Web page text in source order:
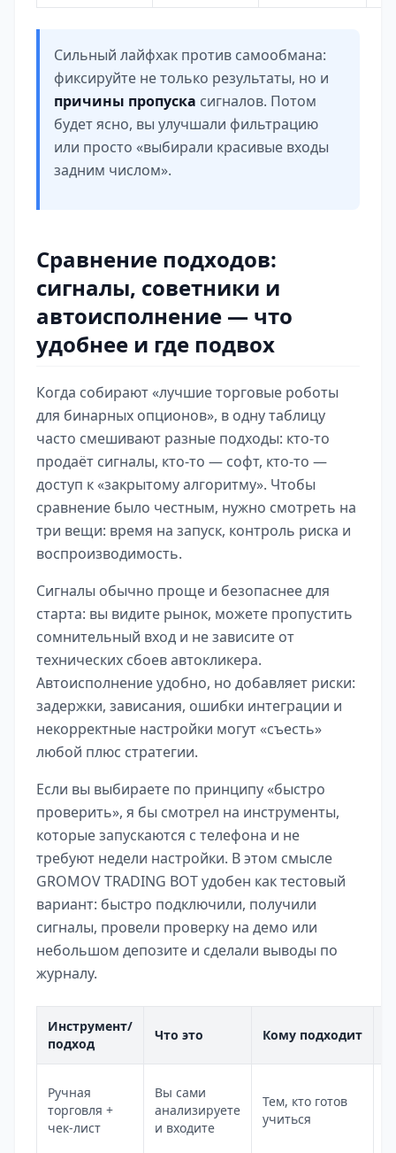
Сильный лайфхак против самообмана:
фиксируйте не только результаты, но и
причины пропуска сигналов. Потом
будет ясно, вы улучшали фильтрацию
или просто «выбирали красивые входы
задним числом».
Сравнение подходов:
сигналы, советники и
автоисполнение — что
удобнее и где подвох
Когда собирают «лучшие торговые роботы
для бинарных опционов», в одну таблицу
часто смешивают разные подходы: кто-то
продаёт сигналы, кто-то — софт, кто-то —
доступ к «закрытому алгоритму». Чтобы
сравнение было честным, нужно смотреть на
три вещи: время на запуск, контроль риска и
воспроизводимость.
Сигналы обычно проще и безопаснее для
старта: вы видите рынок, можете пропустить
сомнительный вход и не зависите от
технических сбоев автокликера.
Автоисполнение удобно, но добавляет риски:
задержки, зависания, ошибки интеграции и
некорректные настройки могут «съесть»
любой плюс стратегии.
Если вы выбираете по принципу «быстро
проверить», я бы смотрел на инструменты,
которые запускаются с телефона и не
требуют недели настройки. В этом смысле
GROMOV TRADING BOTудобен как тестовый
вариант: быстро подключили, получили
сигналы, провели проверку на демо или
небольшом депозите и сделали выводы по
журналу.
Инструмент/
подход
Что это Кому подходит
Ручная
торговля +
чек-лист
Вы сами
анализируете
и входите
Тем, кто готов
учиться